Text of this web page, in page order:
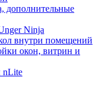
дополнительные
Ninja
внутри помещений
окон, витрин и
nLite